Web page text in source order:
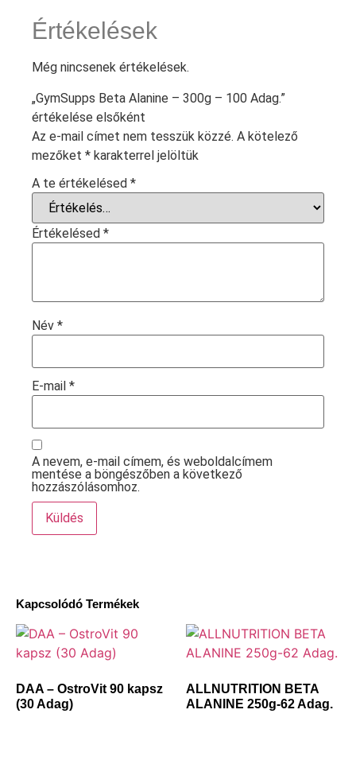
Kapcsolódó Termékek
DAA – OstroVit 90 kapsz
(30 Adag)
ALLNUTRITION BETA
ALANINE 250g-62 Adag.
Értékelések
Még nincsenek értékelések.
„GymSupps Beta Alanine – 300g – 100 Adag.”
értékelése elsőként
Az e-mail címet nem tesszük közzé. A kötelező
mezőket * karakterrel jelöltük
A te értékelésed *
Értékelésed *
Név *
E-mail *
A nevem, e-mail címem, és weboldalcímem
mentése a böngészőben a következő
hozzászólásomhoz.